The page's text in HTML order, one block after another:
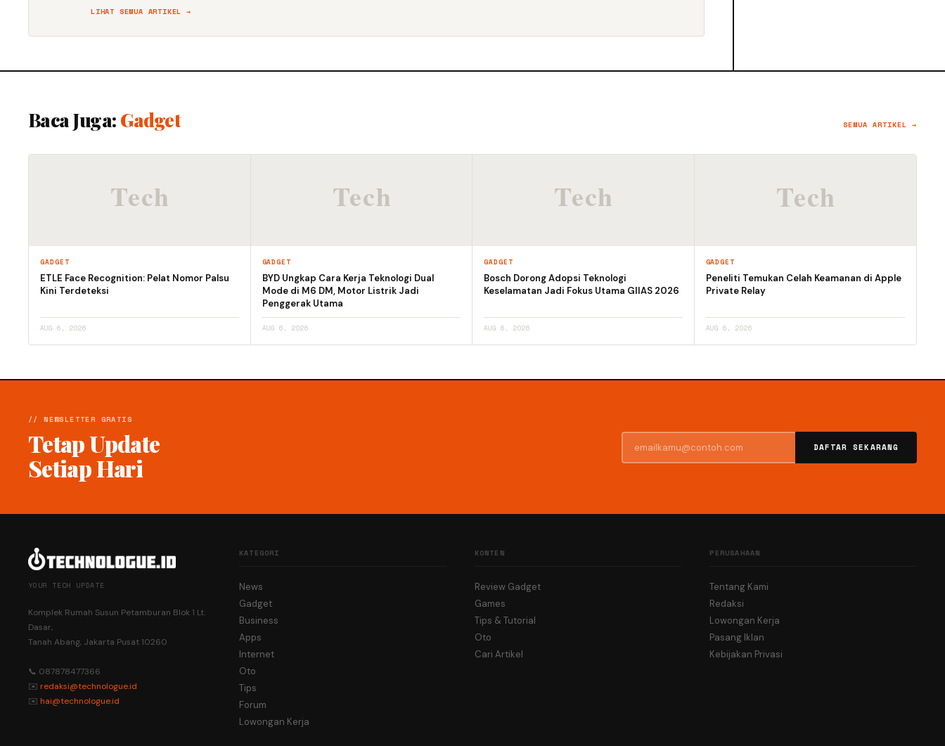
LIHAT SEMUA ARTIKEL →
Baca Juga: Gadget SEMUA ARTIKEL →
GADGET
ETLE Face Recognition: Pelat Nomor Palsu
Kini Terdeteksi
AUG 6, 2026
GADGET
BYD Ungkap Cara Kerja Teknologi Dual
Mode di M6 DM, Motor Listrik Jadi
Penggerak Utama
AUG 6, 2026
GADGET
Bosch Dorong Adopsi Teknologi
Keselamatan Jadi Fokus Utama GIIAS 2026
AUG 6, 2026
GADGET
Peneliti Temukan Celah Keamanan di Apple
Private Relay
AUG 6, 2026
// NEWSLETTER GRATIS
Tetap Update
Setiap Hari
DAFTAR SEKARANG
YOUR TECH UPDATE
Komplek Rumah Susun Petamburan Blok 1 Lt.
Dasar,
Tanah Abang, Jakarta Pusat 10260
📞 087878477366
✉️ redaksi@technologue.id
✉️ hai@technologue.id
KATEGORI
News
Gadget
Business
Apps
Internet
Oto
Tips
Forum
Lowongan Kerja
KONTEN
Review Gadget
Games
Tips & Tutorial
Oto
Cari Artikel
PERUSAHAAN
Tentang Kami
Redaksi
Lowongan Kerja
Pasang Iklan
Kebijakan Privasi